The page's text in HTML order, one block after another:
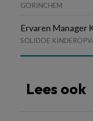
GORINCHEM
Ervaren Manager
SOLIDOE
Lees ook